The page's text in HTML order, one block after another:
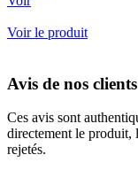
Voir le produit
Avis de nos clients
Ces avis sont
directement le produit,
rejetés.